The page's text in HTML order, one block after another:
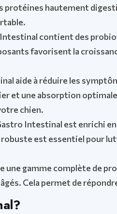
hautement
contient des
favorisent la
aide à réduire les
et une absorption
chien.
Intestinal est enrichi
est essentiel pour
une gamme complète de
Cela permet de